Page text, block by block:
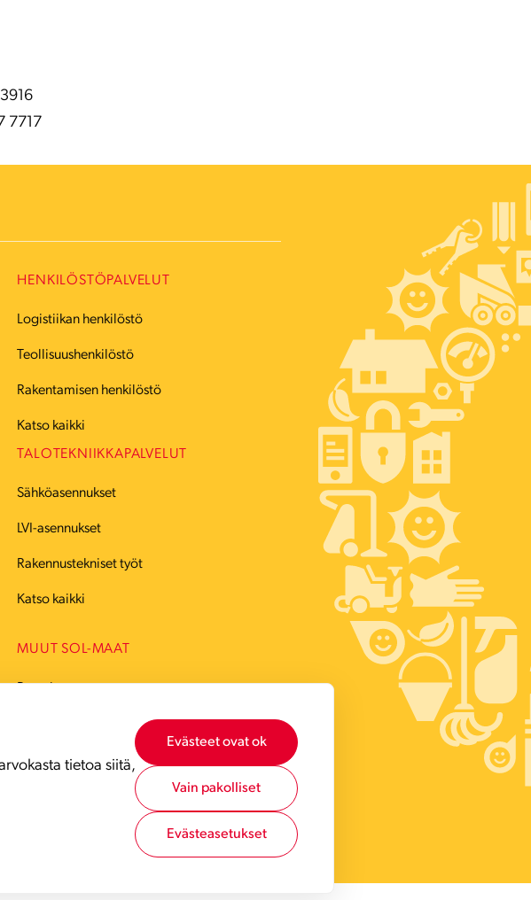
tietoa siitä,
Evästeet ovat ok
Vain pakolliset
Evästeasetukset
7717
HENKILÖSTÖPALVELUT
Logistiikan henkilöstö
Teollisuushenkilöstö
Rakentamisen henkilöstö
Katso kaikki
TALOTEKNIIKKAPALVELUT
Sähköasennukset
LVI-asennukset
Rakennustekniset työt
Katso kaikki
MUUT SOL-MAAT
Viro